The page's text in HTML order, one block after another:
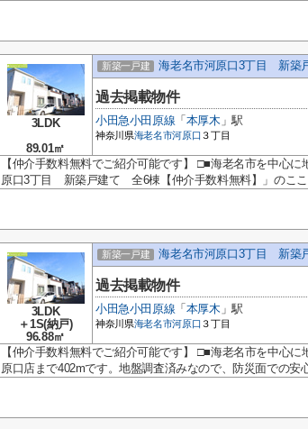
3LDK
89.01㎡
新築一戸建 海老名市河原口3丁目 新築
過去掲載物件
小田急小田原線 「 本厚木 」駅
神奈川県海老名市河原口 ３丁目
【仲介手数料無料でご紹介可能です】 □■海老名市を中心
原口3丁目 新築戸建て 全6棟【仲介手数料無料】」のこ
3LDK
＋1S(納戸)
96.88㎡
新築一戸建 海老名市河原口3丁目 新築
過去掲載物件
小田急小田原線 「 本厚木 」駅
神奈川県海老名市河原口 ３丁目
【仲介手数料無料でご紹介可能です】 □■海老名市を中心
原口店まで402mです。地盤調査済みなので、防災面での安